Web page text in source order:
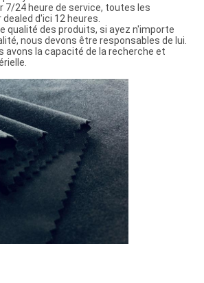
7/24 heure de service, toutes les
d'ici 12 heures.
qualité des produits, si ayez n'importe
nous devons être responsables de lui.
avons la capacité de la recherche et